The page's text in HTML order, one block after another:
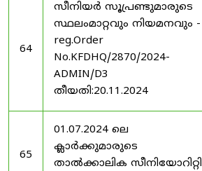
64
സീനിയർ സൂപ്രണ്ടുമാരുടെ
സ്ഥലംമാറ്റവും നിയമനവും -
reg.Order
No.KFDHQ/2870/2024-
ADMIN/D3
തീയതി:20.11.2024
65
01.07.2024 ലെ
ക്ലാർക്കുമാരുടെ
താൽക്കാലിക സീനിയോറിറ്റി